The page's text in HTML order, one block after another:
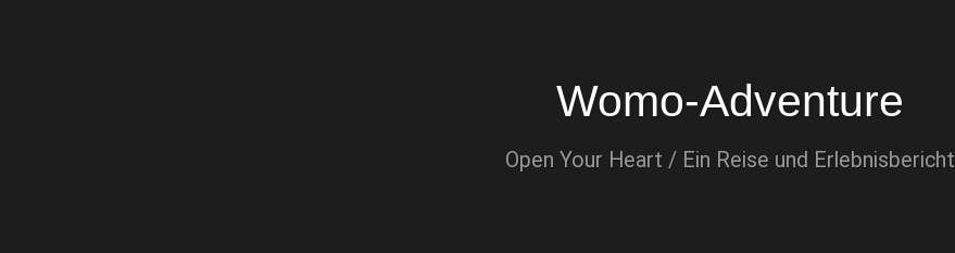
Womo-Adventure
Open Your Heart / Ein Reise und Erlebnisbericht